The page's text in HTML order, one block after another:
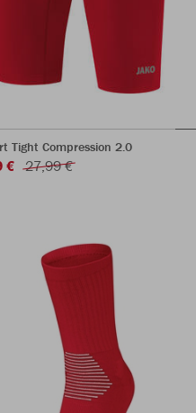
Tight Compression 2.0
€ 27,99 €